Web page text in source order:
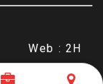
Web : 2H